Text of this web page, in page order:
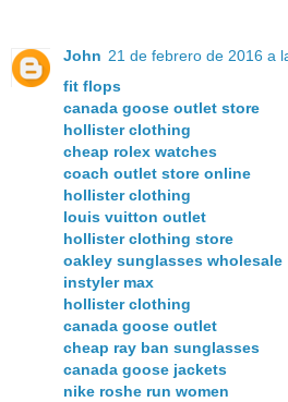
John 21 de febrero de 2016 a
fit flops
canada goose outlet store
hollister clothing
cheap rolex watches
coach outlet store online
hollister clothing
louis vuitton outlet
hollister clothing store
oakley sunglasses wholesale
instyler max
hollister clothing
canada goose outlet
cheap ray ban sunglasses
canada goose jackets
nike roshe run women